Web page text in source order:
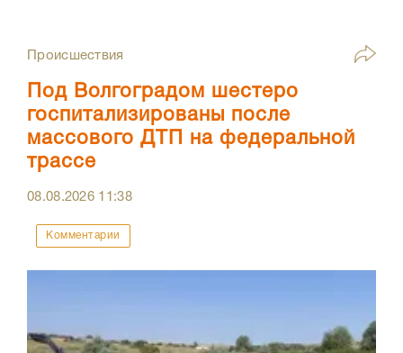
Происшествия
Под Волгоградом шестеро
госпитализированы после
массового ДТП на федеральной
трассе
08.08.2026 11:38
Комментарии